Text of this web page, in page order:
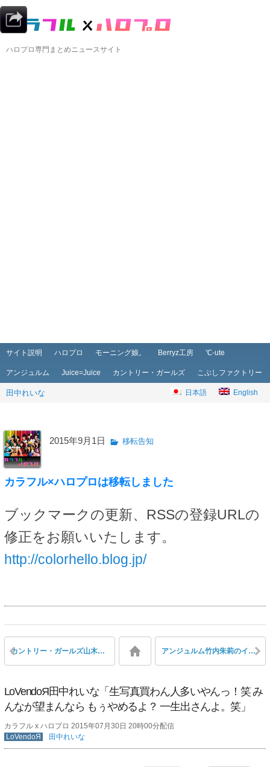
ハロプロ専門まとめニュースサイト
メインメニュー
メインコンテンツへ移動
サブコンテンツへ移動
サイト説明 ハロプロ モーニング娘。 Berryz工房 ℃-ute
アンジュルム Juice=Juice カントリー・ガールズ こぶしファクトリー
田中れいな 日本語 English
2015年9月1日 移転告知
カラフル×ハロプロは移転しました
ブックマークの更新、RSSの登録URLの
修正をお願いいたします。
http://colorhello.blog.jp/
カントリー・ガールズ山木梨沙、体調不良の為、本日開催の仙台イービーンズ新曲発売イベント欠席 アンジュルム竹内朱莉のイケメンに夢中になってることを公言しても唯一許されてしまうという特異点
LoVendoЯ田中れいな「生写真買わん人多いやんっ！笑 み
んなが望まんなら もぅやめるよ？ 一生出さんよ。笑」
カラフル x ハロプロ 2015年07月30日 20時00分配信
LoVendoЯ
田中れいな